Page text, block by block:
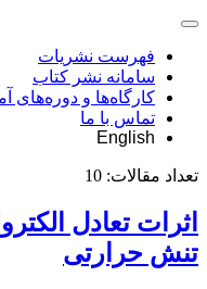
فهرست نشریات
سامانه نشر کتاب
کارگاه‌ها و
تماس با ما
English
تعداد مقالات: 10
اثرات تعادل
تنش حرارتی